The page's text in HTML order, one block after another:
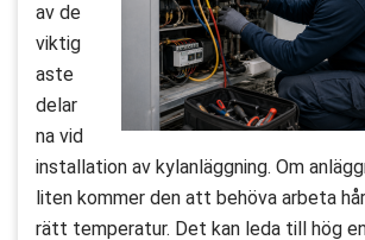
av de
viktig
aste
delar
na vid
installation av kylanläggning. Om
liten kommer den att behöva arbeta
rätt temperatur. Det kan leda till hög